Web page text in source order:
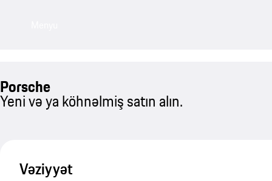
Porsche
Yeni və ya köhnəlmiş satın alın.
Vəziyyət